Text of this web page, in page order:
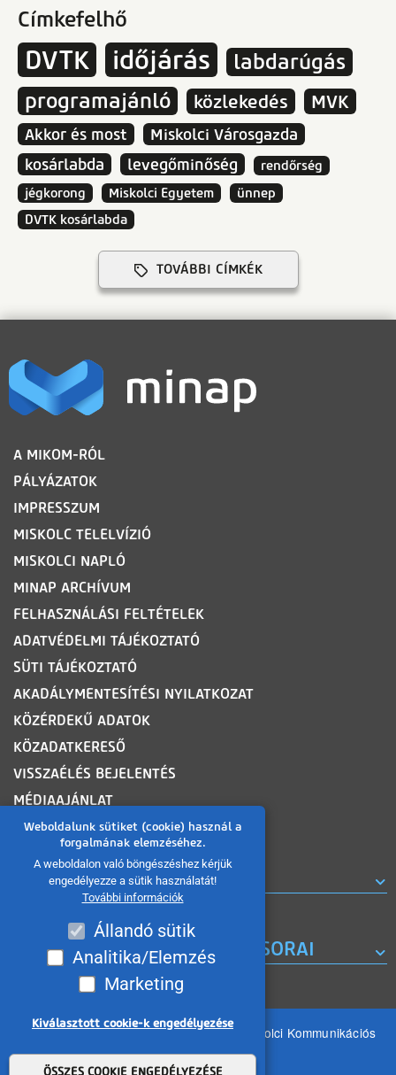
Weboldalunk sütiket (cookie) használ a
forgalmának elemzéséhez.
A weboldalon való böngészéshez kérjük
engedélyezze a sütik használatát!
További információk
Állandó sütik
Analitika/Elemzés
Marketing
Kiválasztott cookie-k engedélyezése
ÖSSZES COOKIE ENGEDÉLYEZÉSE
Címkefelhő
DVTK időjárás
labdarúgás
programajánló
közlekedés MVK
Akkor és most
Miskolci Városgazda
kosárlabda
levegőminőség
rendőrség
jégkorong
Miskolci Egyetem
ünnep
DVTK kosárlabda
TOVÁBBI CÍMKÉK
LÁBLÉC
A MIKOM-RÓL
PÁLYÁZATOK
IMPRESSZUM
MISKOLC TELELVÍZIÓ
MISKOLCI NAPLÓ
MINAP ARCHÍVUM
FELHASZNÁLÁSI FELTÉTELEK
ADATVÉDELMI TÁJÉKOZTATÓ
SÜTI TÁJÉKOZTATÓ
AKADÁLYMENTESÍTÉSI NYILATKOZAT
KÖZÉRDEKŰ ADATOK
KÖZADATKERESŐ
VISSZAÉLÉS BEJELENTÉS
MÉDIAAJÁNLAT
OLDALTÉRKÉP
ROVATOK
A MISKOLC TV KORÁBBI MŰSORAI
Minden jog fenntartva 2026 © MIKOM Miskolci Kommunikációs
Nonprofit Kft.